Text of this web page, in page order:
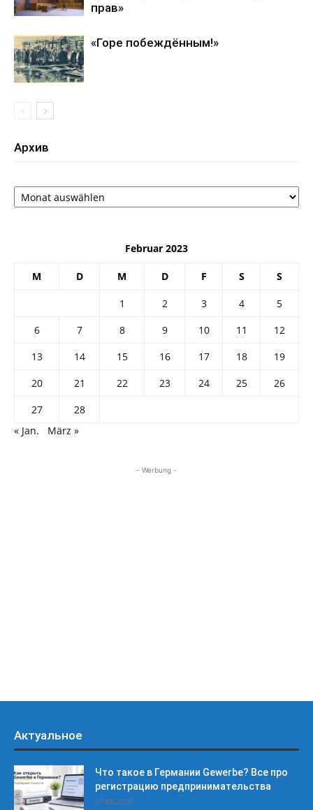
прав»
«Горе побеждённым!»
Архив
Архив
Februar 2023
M D M D F S S
1 2 3 4
5
6
7 8 9 10 11
12
13
14 15 16 17 18
19
20
21 22 23 24 25
26
27
28
« Jan.
März »
- Werbung -
Актуальное
Что такое в Германии Gewerbe? Все про
регистрацию предпринимательства
07.08.2026